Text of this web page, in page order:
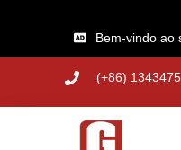
Bem-vindo ao
(+86)